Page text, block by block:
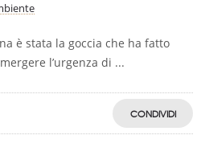
è stata la goccia che ha fatto
l’urgenza di ...
CONDIVIDI